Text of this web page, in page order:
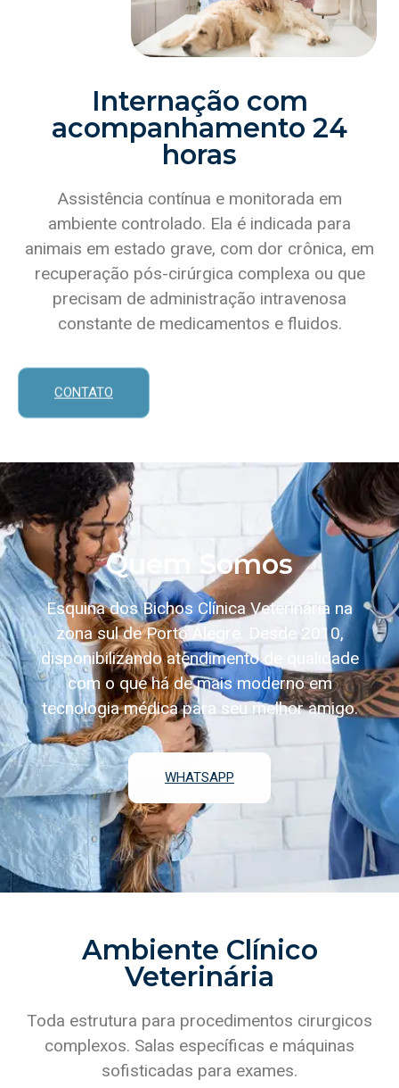
Internação com
acompanhamento 24
horas
Assistência contínua e monitorada em
ambiente controlado. Ela é indicada para
animais em estado grave, com dor crônica, em
recuperação pós-cirúrgica complexa ou que
precisam de administração intravenosa
constante de medicamentos e fluidos.
CONTATO
Quem Somos
Esquina dos Bichos Clínica Veterinária na
zona sul de Porto Alegre. Desde 2010,
disponibilizando atendimento de qualidade
com o que há de mais moderno em
tecnologia médica para seu melhor amigo.
WHATSAPP
Ambiente Clínico
Veterinária
Toda estrutura para procedimentos cirurgicos
complexos. Salas específicas e máquinas
sofisticadas para exames.